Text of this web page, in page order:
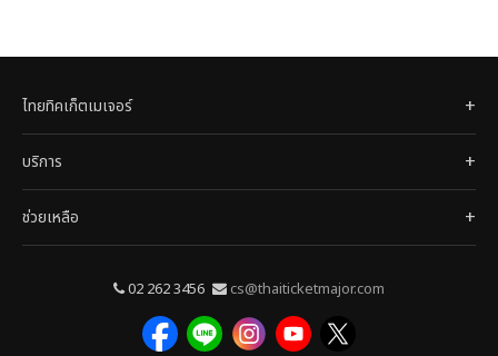
ไทยทิคเก็ตเมเจอร์
บริการ
ช่วยเหลือ
02 262 3456 cs@thaiticketmajor.com